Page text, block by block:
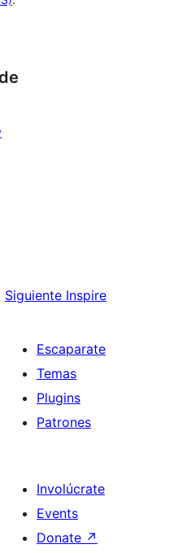
Siguiente Inspire
Escaparate
Temas
Plugins
Patrones
Involúcrate
Events
Donate ↗